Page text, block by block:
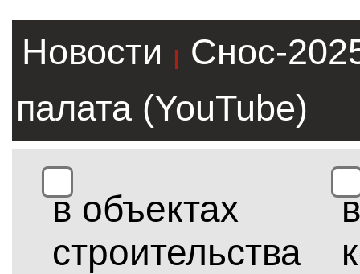
Новости |
Снос-
палата (YouTube)
в объектах
строительства
в